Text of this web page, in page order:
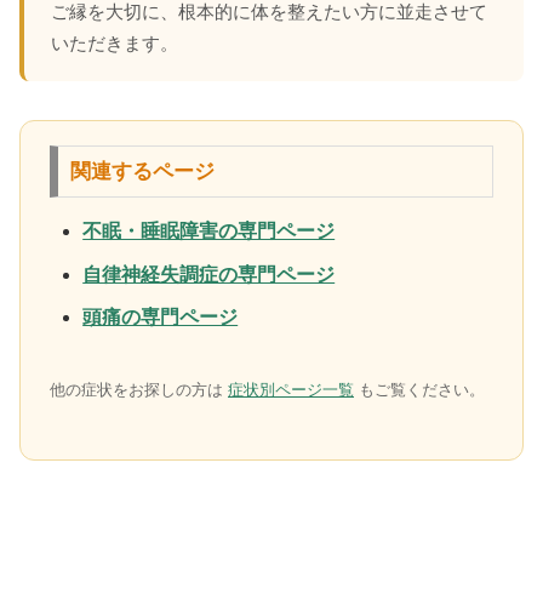
ご縁を大切に、根本的に体を整えたい方に並走させて
いただきます。
関連するページ
不眠・睡眠障害の専門ページ
自律神経失調症の専門ページ
頭痛の専門ページ
他の症状をお探しの方は 症状別ページ一覧 もご覧ください。